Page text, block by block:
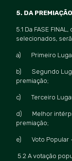
5. DA PREMIAÇÃO
5.1 Da FASE
selecionados,
a) Primeiro Lugar
b) Segundo
premiação;
c) Terceiro Lugar
d) Melhor inté
premiação;
e) Voto Popular
5.2 A votação